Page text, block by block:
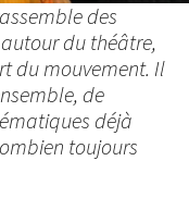
des
du théâtre,
du mouvement. Il
de
déjà
toujours